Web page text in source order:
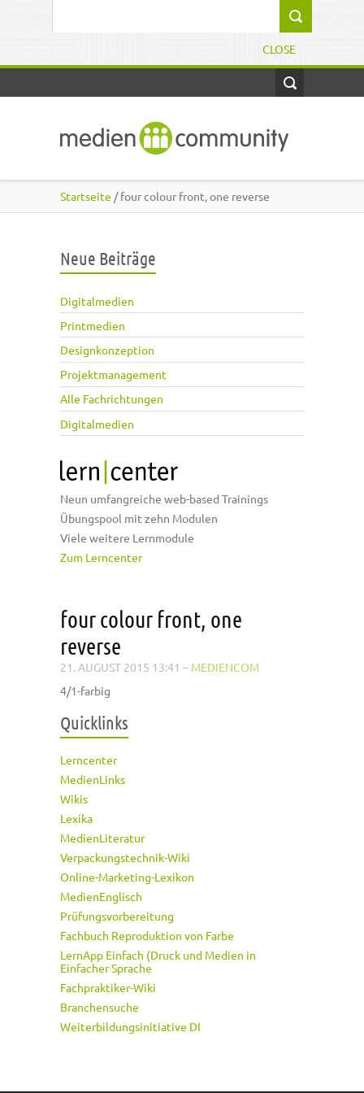
CLOSE
Startseite / four colour front, one reverse
Neue Beiträge
Digitalmedien
Printmedien
Designkonzeption
Projektmanagement
Alle Fachrichtungen
Digitalmedien
Neun umfangreiche web-based Trainings
Übungspool mit zehn Modulen
Viele weitere Lernmodule
Zum Lerncenter
four colour front, one
reverse
21. AUGUST 2015 13:41 – MEDIENCOM
4/1-farbig
Quicklinks
Lerncenter
MedienLinks
Wikis
Lexika
MedienLiteratur
Verpackungstechnik-Wiki
Online-Marketing-Lexikon
MedienEnglisch
Prüfungsvorbereitung
Fachbuch Reproduktion von Farbe
LernApp Einfach (Druck und Medien in
Einfacher Sprache
Fachpraktiker-Wiki
Branchensuche
Weiterbildungsinitiative DI